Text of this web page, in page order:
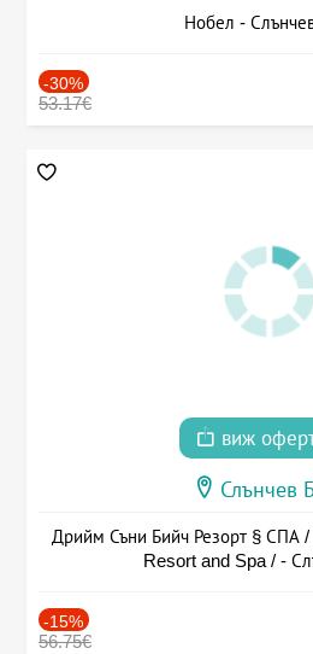
Нобел -
-30%
53.17€
виж
Слънчев
Дрийм Съни Бийч Резорт § СПА
Resort and Spa / -
-15%
56.75€